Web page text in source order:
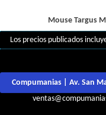
Mouse Targus
Los precios publicados
Compumanias | Av. San